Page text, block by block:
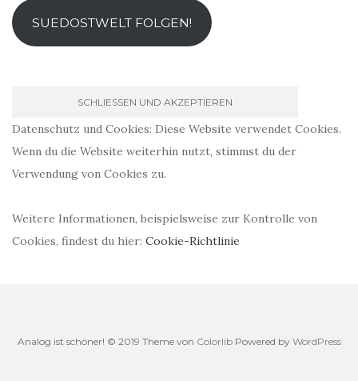
Adresse
SUEDOSTWELT FOLGEN!
Datenschutz und Cookies: Diese Website verwendet Cookies.
Wenn du die Website weiterhin nutzt, stimmst du der
Verwendung von Cookies zu.
Weitere Informationen, beispielsweise zur Kontrolle von
Cookies, findest du hier: Cookie-Richtlinie
Analog ist schöner! © 2019 Theme von ColorlibPowered by WordPress